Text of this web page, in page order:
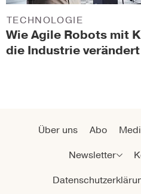
Wie Agile Robots mit
die Industrie verändert
TECHNOLOGIE
Über uns Abo
Newsletter